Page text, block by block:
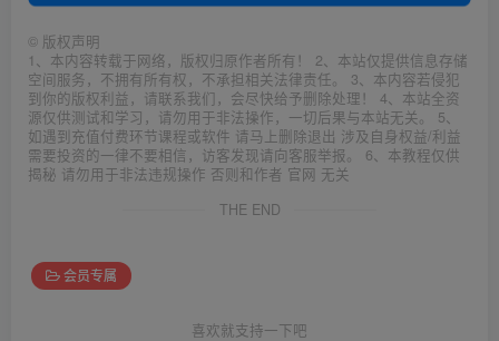
© 版权声明
1、本内容转载于网络，版权归原作者所有！ 2、本站仅提供信息存储
空间服务，不拥有所有权，不承担相关法律责任。 3、本内容若侵犯
到你的版权利益，请联系我们，会尽快给予删除处理！ 4、本站全资
源仅供测试和学习，请勿用于非法操作，一切后果与本站无关。 5、
如遇到充值付费环节课程或软件 请马上删除退出 涉及自身权益/利益
需要投资的一律不要相信，访客发现请向客服举报。 6、本教程仅供
揭秘 请勿用于非法违规操作 否则和作者 官网 无关
THE END
会员专属
喜欢就支持一下吧